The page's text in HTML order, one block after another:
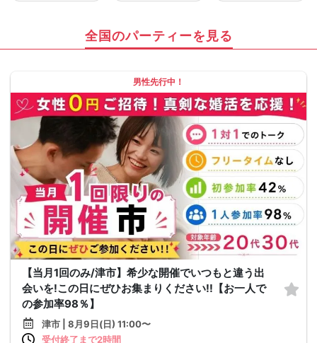
全国のパーティーを見る
男性先行中！
【当月1回のみ/津市】希少な開催でいつもと違う出
会いを!この日にぜひお集まりください!!【お一人で
の参加率98％】
津市 | 8月9日(日) 11:00〜
受付終了まで2時間